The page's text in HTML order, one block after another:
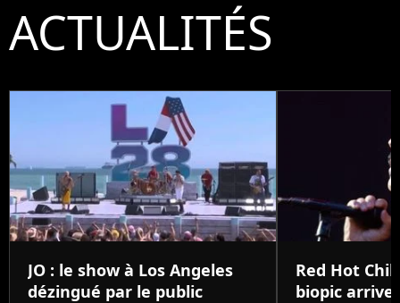
ACTUALITÉS
JO : le show à Los Angeles
dézingué par le public
Red Hot
biopic arrive